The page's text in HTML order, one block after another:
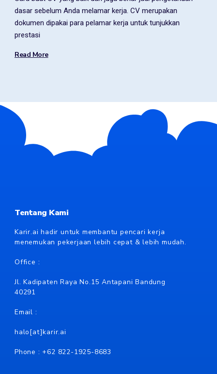
dasar sebelum Anda melamar kerja. CV merupakan
dokumen dipakai para pelamar kerja untuk tunjukkan
prestasi
Read More
Tentang Kami
Karir.ai hadir untuk membantu pencari kerja
menemukan pekerjaan lebih cepat & lebih mudah.
Office :
Jl. Kadipaten Raya No.15 Antapani Bandung
40291
Email :
halo[at]karir.ai
Phone : +62 822-1925-8683